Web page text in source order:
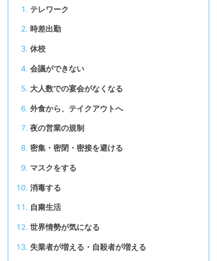
テレワーク
時差出勤
休校
会議ができない
大人数での宴会がなくなる
外食から、テイクアウトへ
夜の営業の規制
密集・密閉・密接を避ける
マスクをする
消毒する
自粛生活
世界情勢が気になる
失業者が増える・自殺者が増える